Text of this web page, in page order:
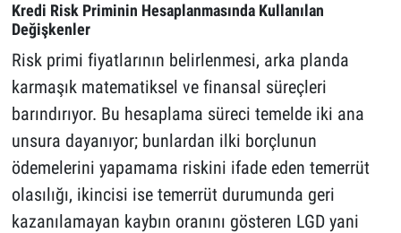
Kredi Risk Priminin Hesaplanmasında Kullanılan
Değişkenler
Risk primi fiyatlarının belirlenmesi, arka planda
karmaşık matematiksel ve finansal süreçleri
barındırıyor. Bu hesaplama süreci temelde iki ana
unsura dayanıyor; bunlardan ilki borçlunun
ödemelerini yapamama riskini ifade eden temerrüt
olasılığı, ikincisi ise temerrüt durumunda geri
kazanılamayan kaybın oranını gösteren LGD yani